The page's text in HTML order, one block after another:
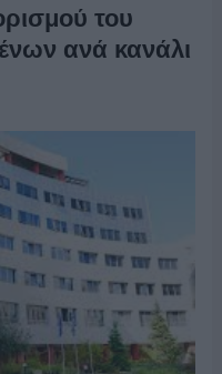
του
ανά κανάλι